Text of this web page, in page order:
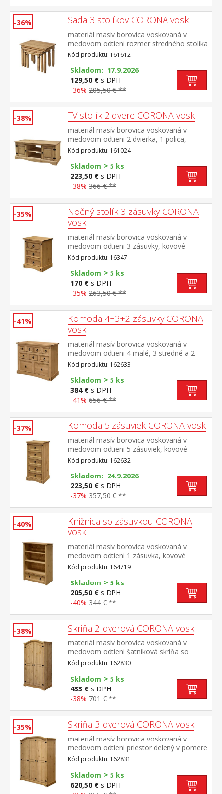
-36% Sada 3 stolíkov CORONA vosk
materiál masív borovica voskovaná v
medovom odtieni rozmer stredného stolíka
(š/h/v) 52 × 37 × 47 cm rozmer
najmenšieho stolíka (š/h/v) 38 × 32 × 40 cm
súčasť zostavy Corona
Kód produktu: 161612
Skladom: 17.9.2026
129,50 € s DPH
-36% 205,50 € **
-38% TV stolík 2 dvere CORONA vosk
materiál masív borovica voskovaná v
medovom odtieni 2 dvierka, 1 polica,
kovové ozdobné úchytky súčasť zostavy
Corona
Kód produktu: 161024
Skladom > 5 ks
223,50 € s DPH
-38% 366 € **
-35%
Nočný stolík 3 zásuvky CORONA
vosk
materiál masív borovica voskovaná v
medovom odtieni 3 zásuvky, kovové
ozdobné úchytky súčasť zostavy Corona
Kód produktu: 16347
Skladom > 5 ks
170 € s DPH
-35% 263,50 € **
-41%
Komoda 4+3+2 zásuvky CORONA
vosk
materiál masív borovica voskovaná v
medovom odtieni 4 malé, 3 stredné a 2
veľké zásuvky, kovové ozdobné úchytky
súčasť zostavy Corona
Kód produktu: 162633
Skladom > 5 ks
384 € s DPH
-41% 656 € **
-37% Komoda 5 zásuviek CORONA vosk
materiál masív borovica voskovaná v
medovom odtieni 5 zásuviek, kovové
ozdobné úchytky súčasť zostavy Corona
Kód produktu: 162632
Skladom: 24.9.2026
223,50 € s DPH
-37% 357,50 € **
-40%
Knižnica so zásuvkou CORONA
vosk
materiál masív borovica voskovaná v
medovom odtieni 1 zásuvka, kovové
ozdobné úchytky súčasť zostavy Corona
Kód produktu: 164719
Skladom > 5 ks
205,50 € s DPH
-40% 344 € **
-38% Skriňa 2-dverová CORONA vosk
materiál masív borovica voskovaná v
medovom odtieni šatníková skriňa so
šatníkovou tyčou a policou na klobúky
kovové ozdobné úchytky súčasť zostavy
Corona
Kód produktu: 162830
Skladom > 5 ks
433 € s DPH
-38% 701 € **
-35% Skriňa 3-dverová CORONA vosk
materiál masív borovica voskovaná v
medovom odtieni priestor delený v pomere
2:1 širšia časť šatníková tyč a polica na
klobúky, užšia časť 3 police z toho 2
variabilné kovové ozdobné úchytky súčasť
zostavy Corona
Kód produktu: 162831
Skladom > 5 ks
620,50 € s DPH